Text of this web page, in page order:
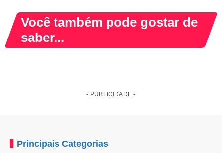
Você também pode gostar de
saber...
- PUBLICIDADE -
Principais Categorias